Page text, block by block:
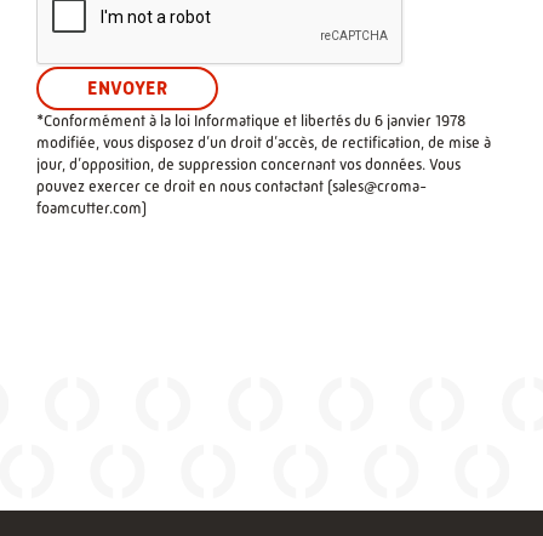
*Conformément à la loi Informatique et libertés du 6 janvier 1978
modifiée, vous disposez d’un droit d’accès, de rectification, de mise à
jour, d’opposition, de suppression concernant vos données. Vous
pouvez exercer ce droit en nous contactant (sales@croma-
foamcutter.com)